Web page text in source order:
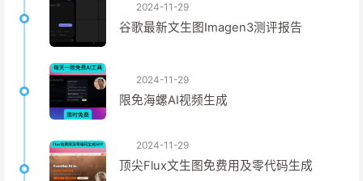
2024-11-29
谷歌最新文生图Imagen3测评报告
2024-11-29
限免海螺AI视频生成
2024-11-29
顶尖Flux文生图免费用及零代码生成